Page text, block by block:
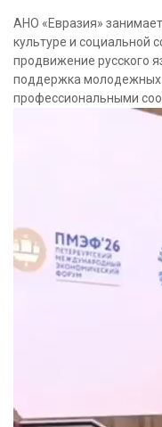
АНО «Евразия»
культуре и социальной
продвижение русского
поддержка молодежных
профессиональными